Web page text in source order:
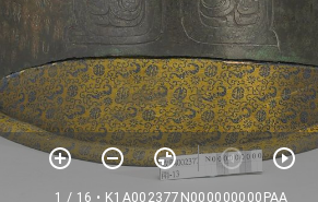
1 / 16 • K1A002377N000000000PAA